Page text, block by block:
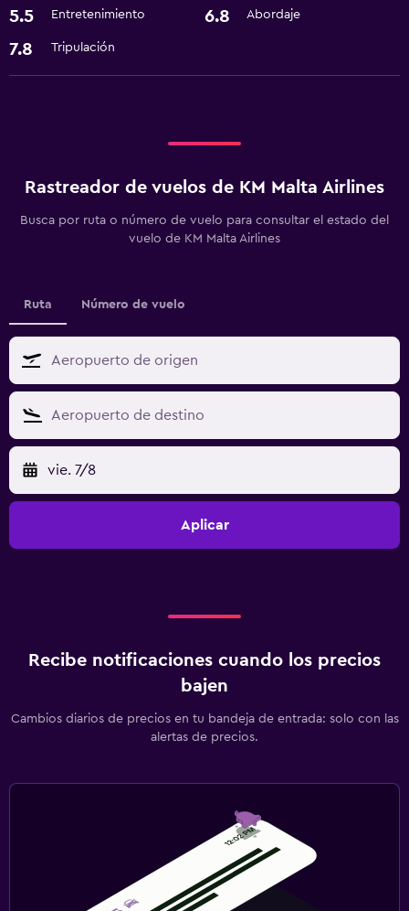
5.5 Entretenimiento 6.8 Abordaje
7.8 Tripulación
Rastreador de vuelos de KM Malta Airlines
Busca por ruta o número de vuelo para consultar el estado del
vuelo de KM Malta Airlines
Ruta Número de vuelo
vie. 7/8
Aplicar
Recibe notificaciones cuando los precios
bajen
Cambios diarios de precios en tu bandeja de entrada: solo con las
alertas de precios.